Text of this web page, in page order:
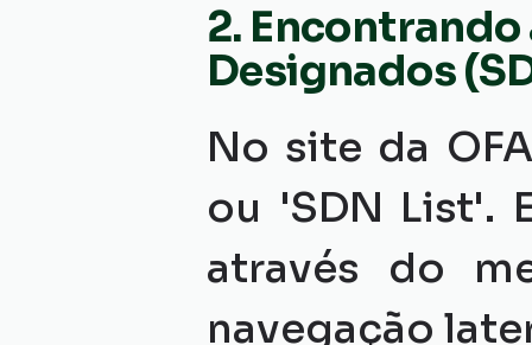
2.
Designados
No site da
ou 'SDN List'.
através do
navegação